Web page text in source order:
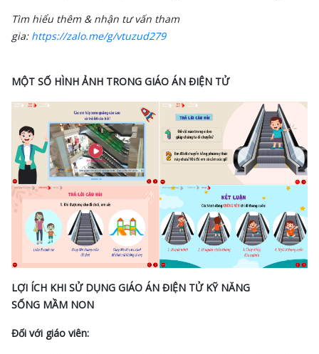
Tìm hiểu thêm & nhận tư vấn tham
gia: https://zalo.me/g/vtuzud279
MỘT SỐ HÌNH ẢNH TRONG GIÁO ÁN ĐIỆN TỬ
LỢI ÍCH KHI SỬ DỤNG GIÁO ÁN ĐIỆN TỬ KỸ NĂNG
SỐNG MẦM NON
Đối với giáo viên: